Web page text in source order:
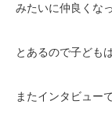
みたいに仲良くな
とあるので子ども
またインタビュー